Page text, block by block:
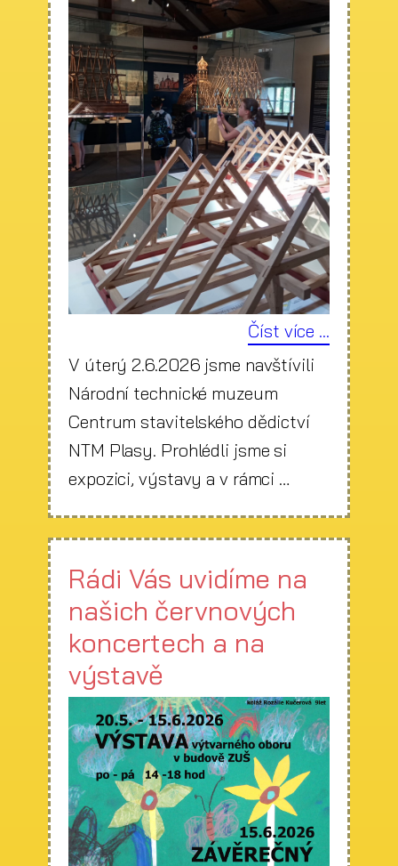
Číst více ...
V úterý 2.6.2026 jsme navštívili
Národní technické muzeum
Centrum stavitelského dědictví
NTM Plasy. Prohlédli jsme si
expozici, výstavy a v rámci …
Rádi Vás uvidíme na
našich červnových
koncertech a na
výstavě